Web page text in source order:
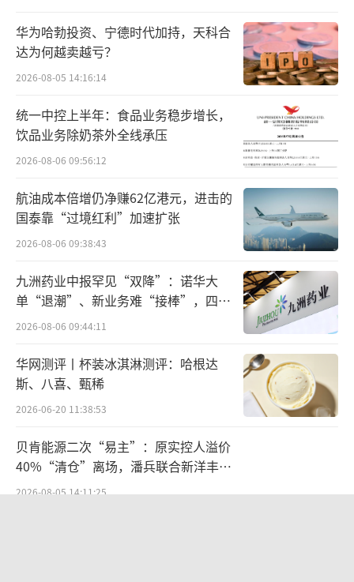
093的全球独占许可（不含大中华区）。今年8
月，GSK宣布HS-20093获FDA突破性疗法认
定，用于治疗含铂化疗期间或之后进展的复发
或难治性ES-SCLC患者。本次FDA突破性疗法
的认定得到了Ⅰ期ARTEMIS-001首次人体临床
试验的数据支持。
据悉，ARTEMIS-001(NCT05276609)是一
项开放标签、多中心、剂量递增和扩展的临床I
期试验，旨在研究HS-20093治疗晚期实体瘤的
安全性和疗效，针对局部晚期或转移性实体瘤
扩展阶段(lb部分)。在今年WCLC上，Ⅰ期临床
剂量扩展研究ES-SCLC队列的最新数据进行了
华为哈勃投资、宁德时代加持，天科合
达为何越卖越亏？
2026-08-05 14:16:14
统一中控上半年：食品业务稳步增长，
饮品业务除奶茶外全线承压
2026-08-06 09:56:12
航油成本倍增仍净赚62亿港元，进击的
国泰靠“过境红利”加速扩张
2026-08-06 09:38:43
九洲药业中报罕见“双降”：诺华大
单“退潮”、新业务难“接棒”，四大
难关待闯
2026-08-06 09:44:11
华网测评丨杯装冰淇淋测评：哈根达
斯、八喜、甄稀
2026-06-20 11:38:53
贝肯能源二次“易主”：原实控人溢价
40%“清仓”离场，潘兵联合新洋丰、
宏科百世拟入主
2026-08-05 14:11:25